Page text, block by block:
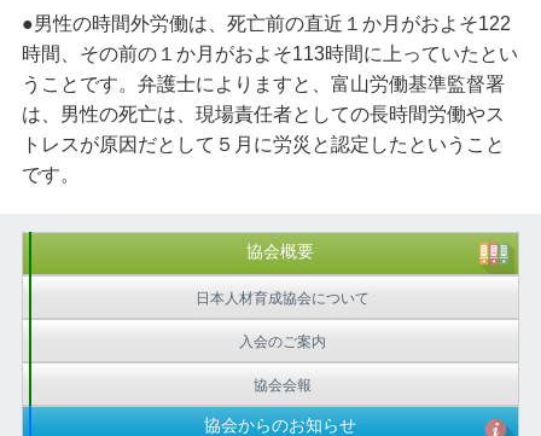
●男性の時間外労働は、死亡前の直近１か月がおよそ122
時間、その前の１か月がおよそ113時間に上っていたとい
うことです。弁護士によりますと、富山労働基準監督署
は、男性の死亡は、現場責任者としての長時間労働やス
トレスが原因だとして５月に労災と認定したということ
です。
協会概要
日本人材育成協会について
入会のご案内
協会会報
協会からのお知らせ